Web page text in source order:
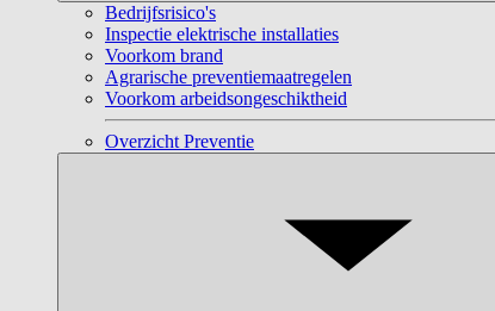
Bedrijfsrisico's
Inspectie elektrische installaties
Voorkom brand
Agrarische preventiemaatregelen
Voorkom arbeidsongeschiktheid
Overzicht Preventie